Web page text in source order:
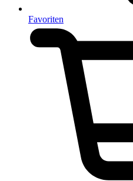
Favoriten